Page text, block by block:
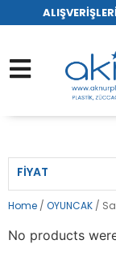
FIYAT
Home / OYUNCAK /
No products